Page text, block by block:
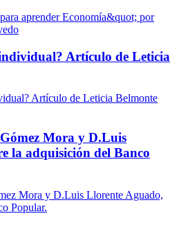
Artículo de Leticia
Mora y D.Luis
la adquisición del Banco